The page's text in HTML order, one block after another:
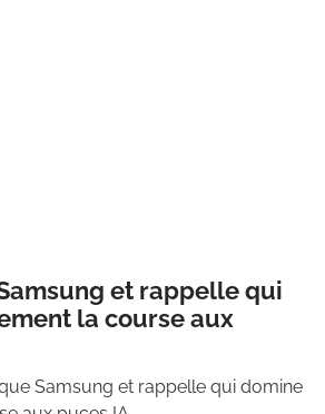
et rappelle qui
la course aux
Samsung et rappelle qui domine